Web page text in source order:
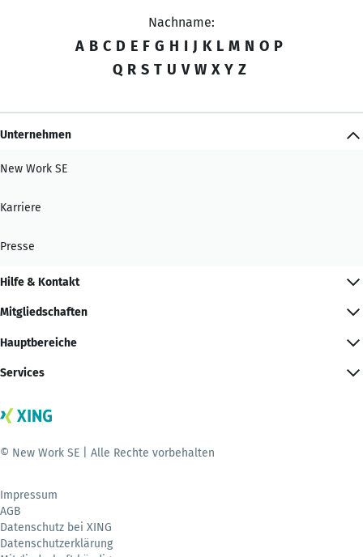
Nachname:
A B C D E F G H I J K L M N O P
Q R S T U V W X Y Z
Unternehmen
New Work SE
Karriere
Presse
Hilfe & Kontakt
Mitgliedschaften
Hauptbereiche
Services
© New Work SE | Alle Rechte vorbehalten
Impressum
AGB
Datenschutz bei XING
Datenschutzerklärung